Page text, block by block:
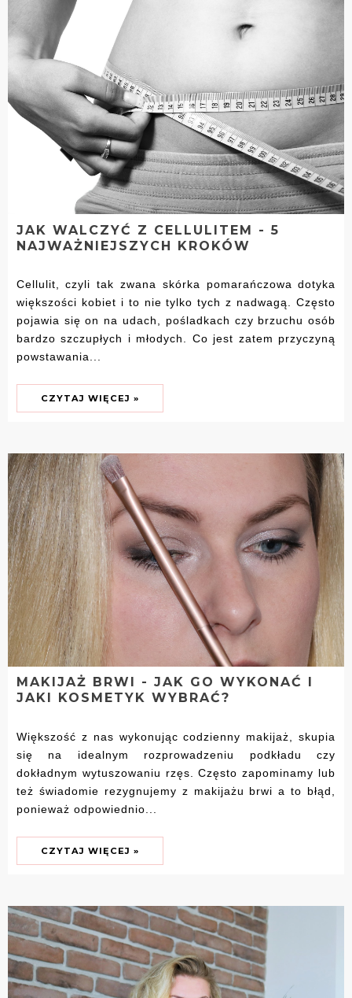
JAK WALCZYĆ Z CELLULITEM - 5
NAJWAŻNIEJSZYCH KROKÓW
Cellulit, czyli tak zwana skórka pomarańczowa dotyka
większości kobiet i to nie tylko tych z nadwagą. Często
pojawia się on na udach, pośladkach czy brzuchu osób
bardzo szczupłych i młodych. Co jest zatem przyczyną
powstawania...
CZYTAJ WIĘCEJ »
MAKIJAŻ BRWI - JAK GO WYKONAĆ I
JAKI KOSMETYK WYBRAĆ?
Większość z nas wykonując codzienny makijaż, skupia
się na idealnym rozprowadzeniu podkładu czy
dokładnym wytuszowaniu rzęs. Często zapominamy lub
też świadomie rezygnujemy z makijażu brwi a to błąd,
ponieważ odpowiednio...
CZYTAJ WIĘCEJ »